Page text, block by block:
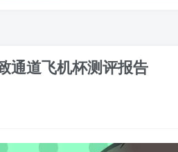
通道飞机杯测评报告